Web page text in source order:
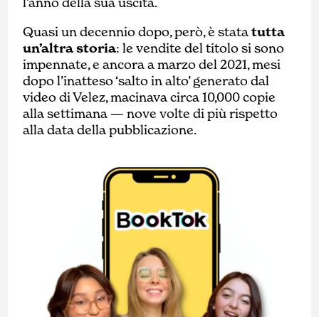
Quasi un decennio dopo, però, è statatutta
un’altra storia: le vendite del titolo si sono
impennate, e ancora a marzo del 2021, mesi
dopo l’inatteso ‘salto in alto’ generato dal
video di Velez, macinava circa 10,000 copie
alla settimana — nove volte di più rispetto
alla data della pubblicazione.